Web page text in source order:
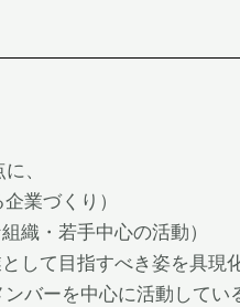
、
業づくり）
織・若手中心の活動）
して目指すべき姿を具現
バーを中心に活動してい